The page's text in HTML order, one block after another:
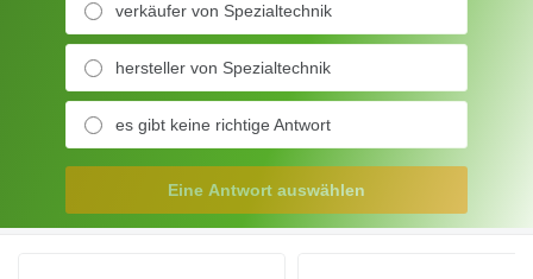
verkäufer von Spezialtechnik
hersteller von Spezialtechnik
es gibt keine richtige Antwort
Eine Antwort auswählen